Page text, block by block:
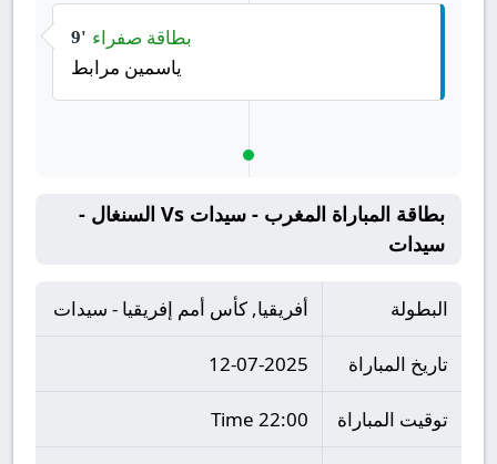
9' بطاقة صفراء
ياسمين مرابط
بطاقة المباراة المغرب - سيدات Vs السنغال -
سيدات
البطولة أفريقيا, كأس أمم إفريقيا - سيدات
تاريخ المباراة 12-07-2025
توقيت المباراة 22:00 Time